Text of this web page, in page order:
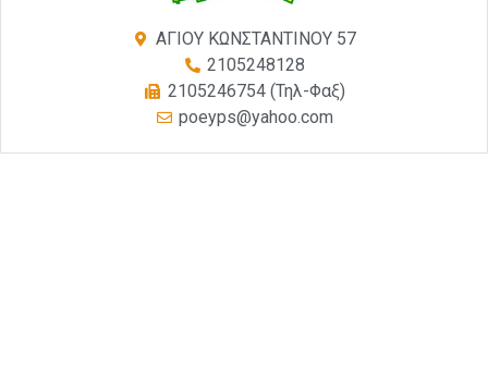
ΑΓΙΟΥ ΚΩΝΣΤΑΝΤΙΝΟΥ 57
2105248128
2105246754 (Τηλ-Φαξ)
poeyps@yahoo.com